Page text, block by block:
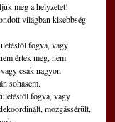
meg a helyzetet!
világban kisebbség
fogva, vagy
értek meg, nem
csak nagyon
sohasem.
fogva, vagy
mozgássérült,